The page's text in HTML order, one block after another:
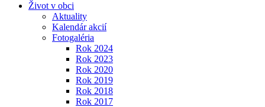
Život v obci
Aktuality
Kalendár akcií
Fotogaléria
Rok 2024
Rok 2023
Rok 2020
Rok 2019
Rok 2018
Rok 2017